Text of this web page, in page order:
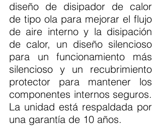
diseño de disipador de calor
de tipo ola para mejorar el flujo
de aire interno y la disipación
de calor, un diseño silencioso
para un funcionamiento más
silencioso y un recubrimiento
protector para mantener los
componentes internos seguros.
La unidad está respaldada por
una garantía de 10 años.